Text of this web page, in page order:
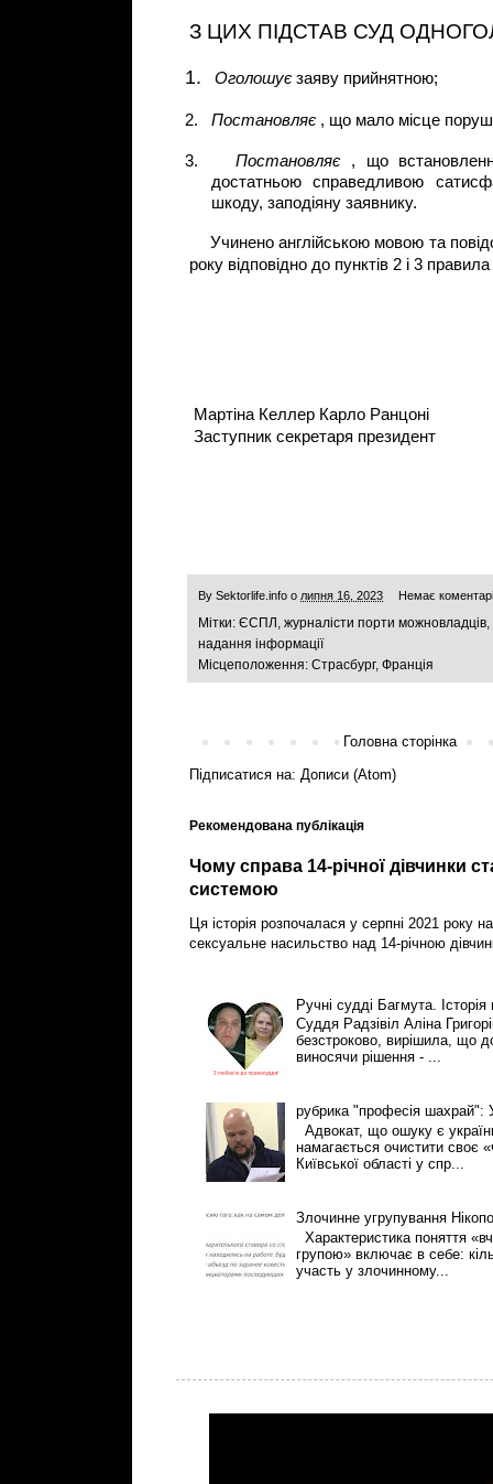
З ЦИХ ПІДСТАВ СУД
1. Оголошуєзаяву прийнятною;
2. Постановляє , що мало місце
3. Постановляє , що
достатньою справедливою
шкоду, заподіяну заявнику.
Учинено англійською мовою та
року відповідно до пунктів 2 і 3
Мартіна Келлер Карло Ранцоні
Заступник секретаря президент
By Sektorlife.info о липня 16, 2023 Немає
Мітки: ЄСПЛ , журналісти порти можновладців,
надання інформації
Місцеположення: Страсбург, Франція
Головна сторінка
Підписатися на: Дописи (Atom)
Рекомендована публікація
Чому справа 14-річної дівчинки
системою
Ця історія розпочалася у серпні 2021 року
сексуальне насильство над 14-річною
Ручні судді Багмута.
Суддя Радзівіл Аліна
безстроково, вирішила, що
виносячи рішення - ...
рубрика "професія шахрай":
Адвокат, що ошуку є
намагається очистити своє
Київської області у спр...
Злочинне угрупування
Характеристика поняття
групою» включає в себе:
участь у злочинному...